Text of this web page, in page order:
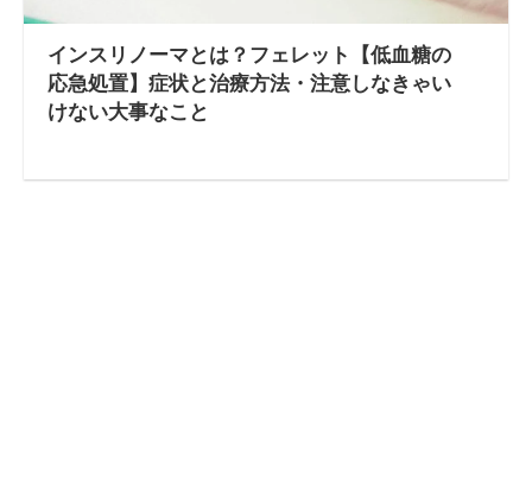
インスリノーマとは？フェレット【低血糖の
応急処置】症状と治療方法・注意しなきゃい
けない大事なこと